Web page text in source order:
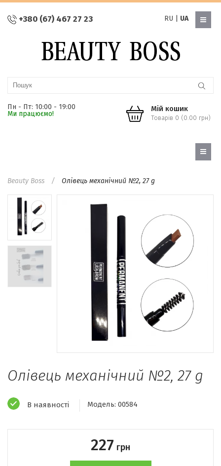
+380 (67) 467 27 23 RU UA
Пн - Пт: 10:00 - 19:00
Ми працюємо!
Мій кошик
Товарів 0 (0.00 грн)
Beauty Boss Олівець механічний №2, 27 g
Олівець механічний №2, 27 g
В наявності Модель: 00584
227 грн